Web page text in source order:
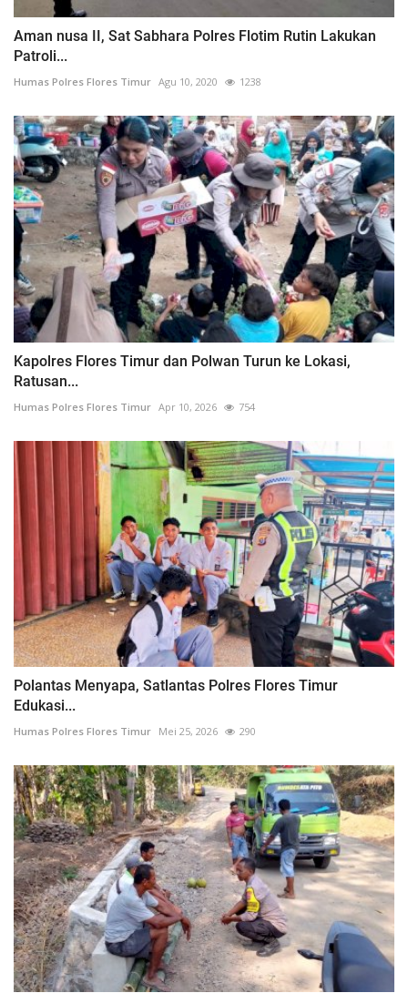
Aman nusa II, Sat Sabhara Polres Flotim Rutin Lakukan
Patroli...
Humas Polres Flores Timur Agu 10, 2020 1238
Kapolres Flores Timur dan Polwan Turun ke Lokasi,
Ratusan...
Humas Polres Flores Timur Apr 10, 2026 754
Polantas Menyapa, Satlantas Polres Flores Timur
Edukasi...
Humas Polres Flores Timur Mei 25, 2026 290